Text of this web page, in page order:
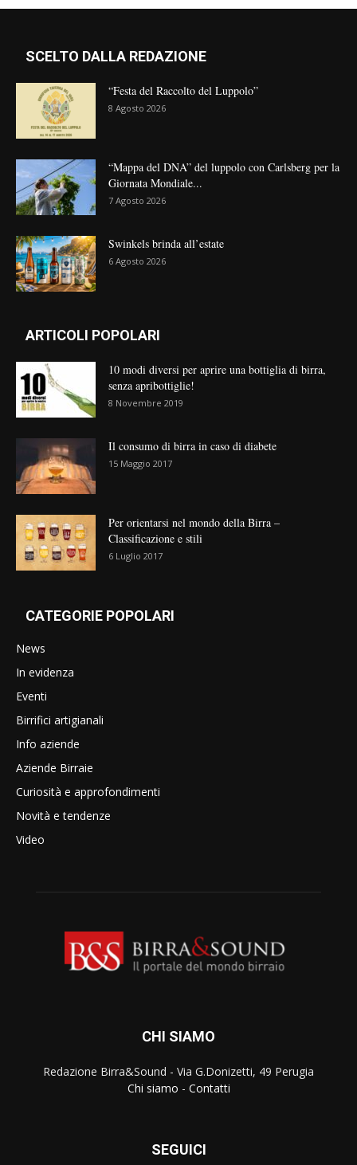
SCELTO DALLA REDAZIONE
“Festa del Raccolto del Luppolo”
8 Agosto 2026
“Mappa del DNA” del luppolo con Carlsberg per la
Giornata Mondiale...
7 Agosto 2026
Swinkels brinda all’estate
6 Agosto 2026
ARTICOLI POPOLARI
10 modi diversi per aprire una bottiglia di birra,
senza apribottiglie!
8 Novembre 2019
Il consumo di birra in caso di diabete
15 Maggio 2017
Per orientarsi nel mondo della Birra –
Classificazione e stili
6 Luglio 2017
CATEGORIE POPOLARI
News
In evidenza
Eventi
Birrifici artigianali
Info aziende
Aziende Birraie
Curiosità e approfondimenti
Novità e tendenze
Video
CHI SIAMO
Redazione Birra&Sound - Via G.Donizetti, 49 Perugia
Chi siamo - Contatti
SEGUICI